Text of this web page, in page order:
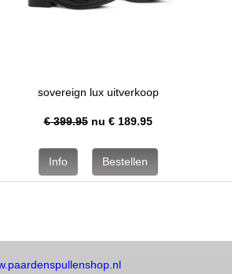
sovereign lux uitverkoop
€ 399.95nu € 189.95